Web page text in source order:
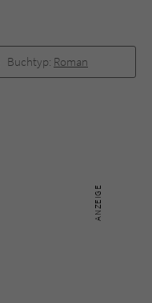
Buchtyp: Roman